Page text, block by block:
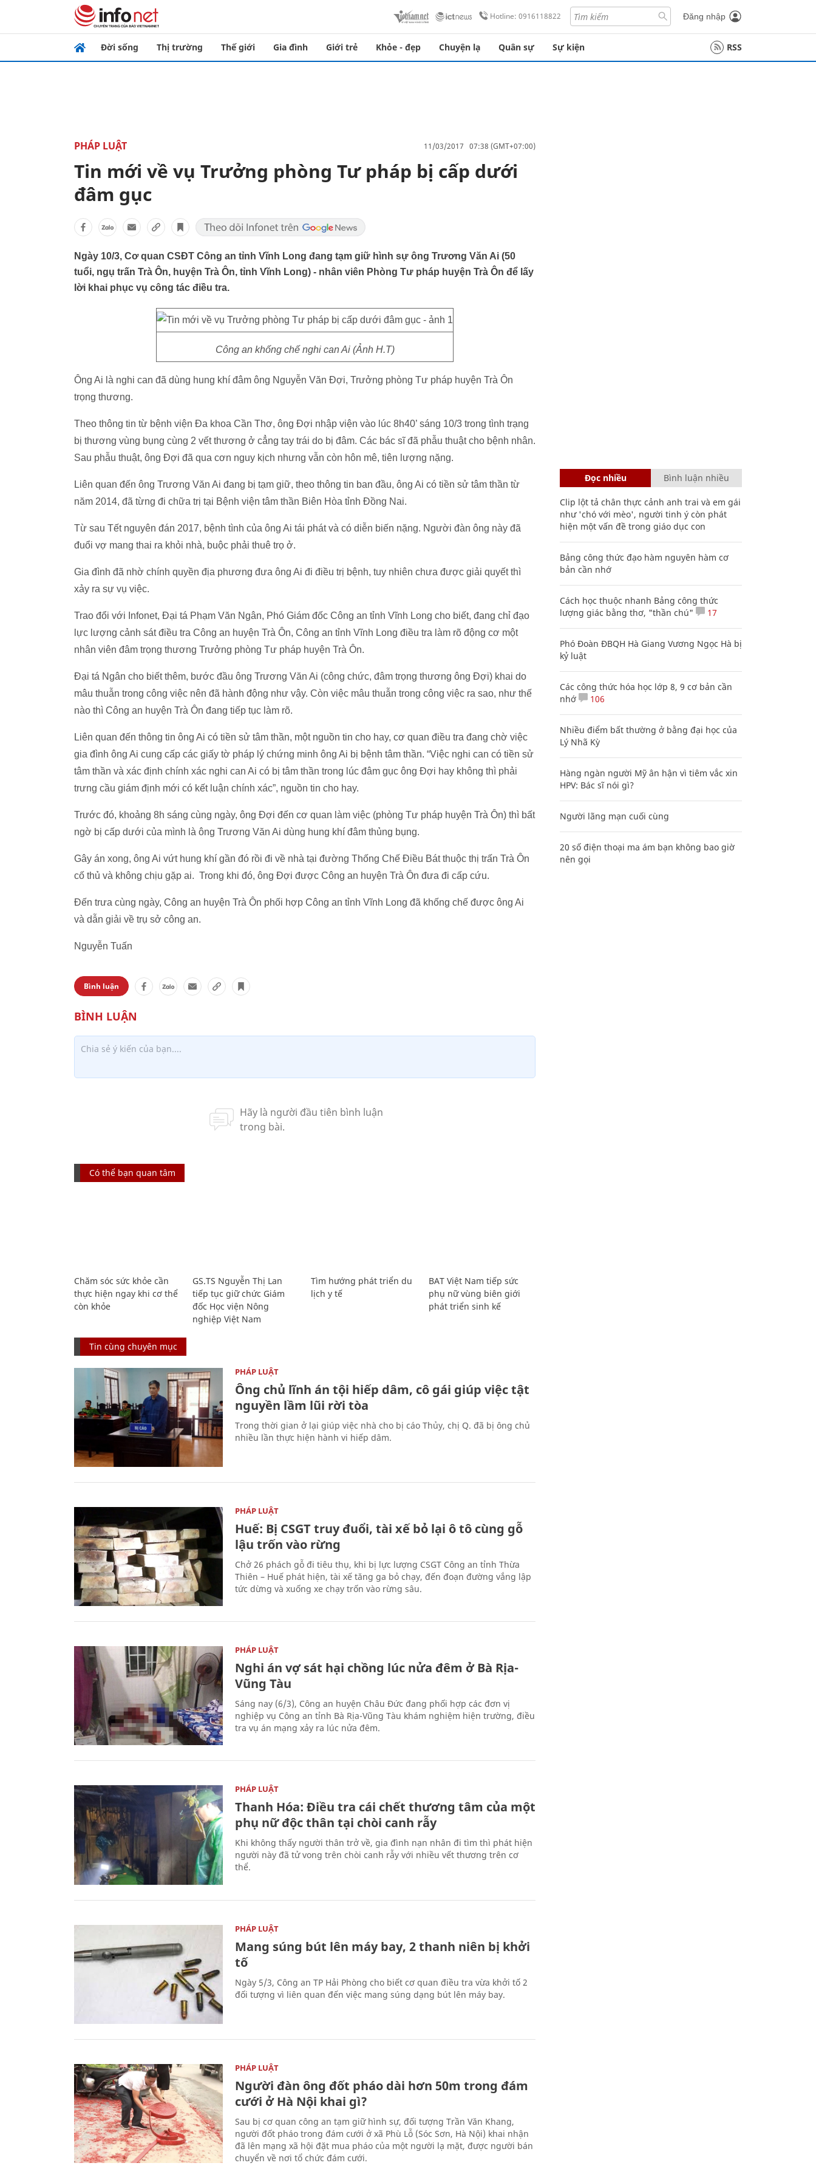
Hotline: 0916118822 Đăng nhập
Đời sống Thị trường Thế giới Gia đình Giới trẻ Khỏe - đẹp Chuyện lạ Quân sự Sự kiện RSS
PHÁP LUẬT 11/03/2017 07:38 (GMT+07:00)
Tin mới về vụ Trưởng phòng Tư pháp bị cấp dưới
đâm gục
Ngày 10/3, Cơ quan CSĐT Công an tỉnh Vĩnh Long đang tạm giữ hình sự ông Trương Văn Ai (50
tuổi, ngụ trấn Trà Ôn, huyện Trà Ôn, tỉnh Vĩnh Long) - nhân viên Phòng Tư pháp huyện Trà Ôn để lấy
lời khai phục vụ công tác điều tra.
Công an khống chế nghi can Ai (Ảnh H.T)
Ông Ai là nghi can đã dùng hung khí đâm ông Nguyễn Văn Đợi, Trưởng phòng Tư pháp huyện Trà Ôn
trọng thương.
Theo thông tin từ bệnh viện Đa khoa Cần Thơ, ông Đợi nhập viện vào lúc 8h40’ sáng 10/3 trong tình trạng
bị thương vùng bụng cùng 2 vết thương ở cẳng tay trái do bị đâm. Các bác sĩ đã phẫu thuật cho bệnh nhân.
Sau phẫu thuật, ông Đợi đã qua cơn nguy kịch nhưng vẫn còn hôn mê, tiên lượng nặng.
Liên quan đến ông Trương Văn Ai đang bị tạm giữ, theo thông tin ban đầu, ông Ai có tiền sử tâm thần từ
năm 2014, đã từng đi chữa trị tại Bệnh viện tâm thần Biên Hòa tỉnh Đồng Nai.
Từ sau Tết nguyên đán 2017, bệnh tình của ông Ai tái phát và có diễn biến nặng. Người đàn ông này đã
đuổi vợ mang thai ra khỏi nhà, buộc phải thuê trọ ở.
Gia đình đã nhờ chính quyền địa phương đưa ông Ai đi điều trị bệnh, tuy nhiên chưa được giải quyết thì
xảy ra sự vụ việc.
Trao đổi với Infonet, Đại tá Phạm Văn Ngân, Phó Giám đốc Công an tỉnh Vĩnh Long cho biết, đang chỉ đạo
lực lượng cảnh sát điều tra Công an huyện Trà Ôn, Công an tỉnh Vĩnh Long điều tra làm rõ động cơ một
nhân viên đâm trọng thương Trưởng phòng Tư pháp huyện Trà Ôn.
Đại tá Ngân cho biết thêm, bước đầu ông Trương Văn Ai (công chức, đâm trọng thương ông Đợi) khai do
mâu thuẫn trong công việc nên đã hành động như vậy. Còn việc mâu thuẫn trong công việc ra sao, như thế
nào thì Công an huyện Trà Ôn đang tiếp tục làm rõ.
Liên quan đến thông tin ông Ai có tiền sử tâm thần, một nguồn tin cho hay, cơ quan điều tra đang chờ việc
gia đình ông Ai cung cấp các giấy tờ pháp lý chứng minh ông Ai bị bệnh tâm thần. “Việc nghi can có tiền sử
tâm thần và xác định chính xác nghi can Ai có bị tâm thần trong lúc đâm gục ông Đợi hay không thì phải
trưng cầu giám định mới có kết luận chính xác”, nguồn tin cho hay.
Trước đó, khoảng 8h sáng cùng ngày, ông Đợi đến cơ quan làm việc (phòng Tư pháp huyện Trà Ôn) thì bất
ngờ bị cấp dưới của mình là ông Trương Văn Ai dùng hung khí đâm thủng bụng.
Gây án xong, ông Ai vứt hung khí gần đó rồi đi về nhà tại đường Thống Chế Điều Bát thuộc thị trấn Trà Ôn
cố thủ và không chịu gặp ai. Trong khi đó, ông Đợi được Công an huyện Trà Ôn đưa đi cấp cứu.
Đến trưa cùng ngày, Công an huyện Trà Ôn phối hợp Công an tỉnh Vĩnh Long đã khống chế được ông Ai
và dẫn giải về trụ sở công an.
Nguyễn Tuấn
Bình luận
Có thể bạn quan tâm
Chăm sóc sức khỏe cần
thực hiện ngay khi cơ thể
còn khỏe
GS.TS Nguyễn Thị Lan
tiếp tục giữ chức Giám
đốc Học viện Nông
nghiệp Việt Nam
Tìm hướng phát triển du
lịch y tế
BAT Việt Nam tiếp sức
phụ nữ vùng biên giới
phát triển sinh kế
Tin cùng chuyên mục
PHÁP LUẬT
Ông chủ lĩnh án tội hiếp dâm, cô gái giúp việc tật
nguyền lầm lũi rời tòa
Trong thời gian ở lại giúp việc nhà cho bị cáo Thủy, chị Q. đã bị ông chủ
nhiều lần thực hiện hành vi hiếp dâm.
PHÁP LUẬT
Huế: Bị CSGT truy đuổi, tài xế bỏ lại ô tô cùng gỗ
lậu trốn vào rừng
Chở 26 phách gỗ đi tiêu thụ, khi bị lực lượng CSGT Công an tỉnh Thừa
Thiên – Huế phát hiện, tài xế tăng ga bỏ chạy, đến đoạn đường vắng lập
tức dừng và xuống xe chạy trốn vào rừng sâu.
PHÁP LUẬT
Nghi án vợ sát hại chồng lúc nửa đêm ở Bà Rịa-
Vũng Tàu
Sáng nay (6/3), Công an huyện Châu Đức đang phối hợp các đơn vị
nghiệp vụ Công an tỉnh Bà Rịa-Vũng Tàu khám nghiệm hiện trường, điều
tra vụ án mạng xảy ra lúc nửa đêm.
PHÁP LUẬT
Thanh Hóa: Điều tra cái chết thương tâm của một
phụ nữ độc thân tại chòi canh rẫy
Khi không thấy người thân trở về, gia đình nạn nhân đi tìm thì phát hiện
người này đã tử vong trên chòi canh rẫy với nhiều vết thương trên cơ
thể.
PHÁP LUẬT
Mang súng bút lên máy bay, 2 thanh niên bị khởi
tố
Ngày 5/3, Công an TP Hải Phòng cho biết cơ quan điều tra vừa khởi tố 2
đối tượng vì liên quan đến việc mang súng dạng bút lên máy bay.
PHÁP LUẬT
Người đàn ông đốt pháo dài hơn 50m trong đám
cưới ở Hà Nội khai gì?
Sau bị cơ quan công an tạm giữ hình sự, đối tượng Trần Văn Khang,
người đốt pháo trong đám cưới ở xã Phù Lỗ (Sóc Sơn, Hà Nội) khai nhận
đã lên mạng xã hội đặt mua pháo của một người lạ mặt, được người bán
chuyển về nơi tổ chức đám cưới.
Đọc nhiều Bình luận nhiều
Clip lột tả chân thực cảnh anh trai và em gái
như 'chó với mèo', người tinh ý còn phát
hiện một vấn đề trong giáo dục con
Bảng công thức đạo hàm nguyên hàm cơ
bản cần nhớ
Cách học thuộc nhanh Bảng công thức
lượng giác bằng thơ, "thần chú"
17
Phó Đoàn ĐBQH Hà Giang Vương Ngọc Hà bị
kỷ luật
Các công thức hóa học lớp 8, 9 cơ bản cần
nhớ
106
Nhiều điểm bất thường ở bằng đại học của
Lý Nhã Kỳ
Hàng ngàn người Mỹ ân hận vì tiêm vắc xin
HPV: Bác sĩ nói gì?
Người lãng mạn cuối cùng
20 số điện thoại ma ám bạn không bao giờ
nên gọi